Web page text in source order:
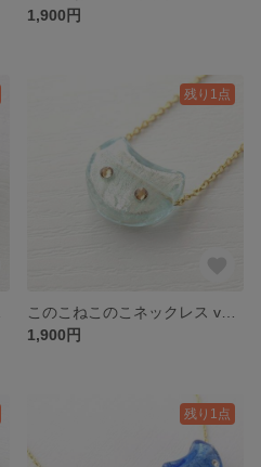
1,900円
残り1点
1,900円
残り1点